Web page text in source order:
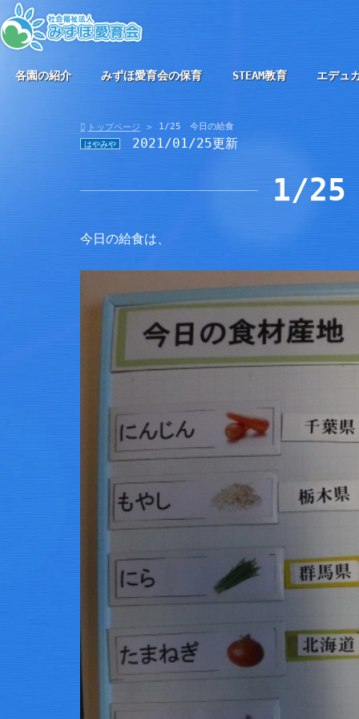
各園の紹介 みずほ愛育会の保育 STEAM教育 エデュ
トップページ 1/25 今日の給食
はやみや 2021/01/25更新
1/25
今日の給食は、